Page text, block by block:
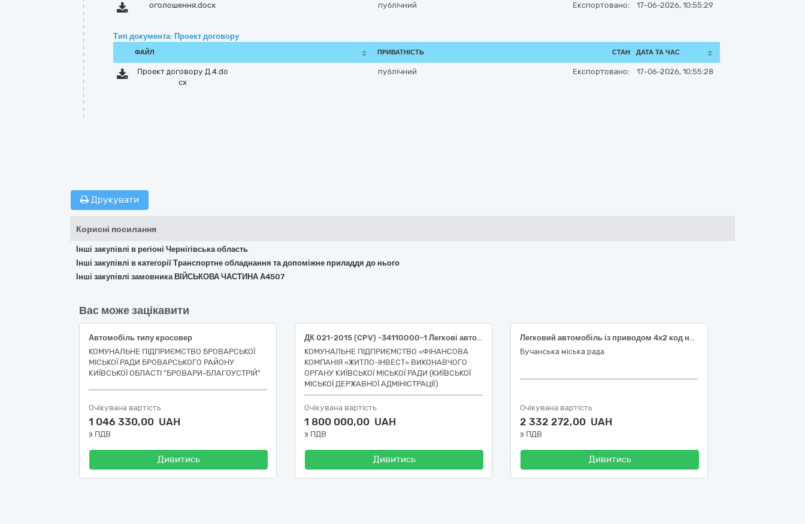
оголошення.docx публічний Експортовано: 17-06-2026, 10:55:29
Тип документа: Проект договору
ФАЙЛ ПРИВАТНІСТЬ СТАН ДАТА ТА ЧАС
Проект договору Д.4.do
cx
публічний Експортовано: 17-06-2026, 10:55:28
Друкувати
Корисні посилання
Інші закупівлі в регіоні Чернігівська область
Інші закупівлі в категорії Транспортне обладнання та допоміжне приладдя до нього
Інші закупівлі замовника ВІЙСЬКОВА ЧАСТИНА А4507
Вас може зацікавити
Автомобіль типу кросовер
КОМУНАЛЬНЕ ПІДПРИЄМСТВО БРОВАРСЬКОЇ
МІСЬКОЇ РАДИ БРОВАРСЬКОГО РАЙОНУ
КИЇВСЬКОЇ ОБЛАСТІ "БРОВАРИ-БЛАГОУСТРІЙ"
Очікувана вартість
1 046 330,00 UAH
з ПДВ
Дивитись
ДК 021-2015 (CPV) -34110000-1 Легкові автомобілі (легковий автомобіль)
КОМУНАЛЬНЕ ПІДПРИЄМСТВО «ФІНАНСОВА
КОМПАНІЯ «ЖИТЛО-ІНВЕСТ» ВИКОНАВЧОГО
ОРГАНУ КИЇВСЬКОЇ МІСЬКОЇ РАДИ (КИЇВСЬКОЇ
МІСЬКОЇ ДЕРЖАВНОЇ АДМІНІСТРАЦІЇ)
Очікувана вартість
1 800 000,00 UAH
з ПДВ
Дивитись
Легковий автомобіль із приводом 4х2 код національного класифікатора України ДК 021:2015 «Єдиний закупівельний словник» 34110000-1 Легкові автомобілі
Бучанська міська рада
Очікувана вартість
2 332 272,00 UAH
з ПДВ
Дивитись